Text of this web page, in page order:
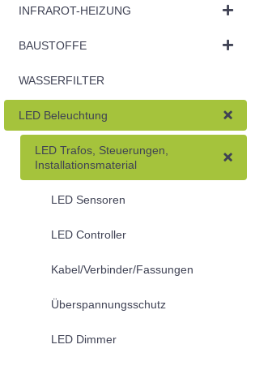
INFRAROT-HEIZUNG
BAUSTOFFE
WASSERFILTER
LED Beleuchtung
LED Trafos, Steuerungen,
Installationsmaterial
LED Sensoren
LED Controller
Kabel/Verbinder/Fassungen
Überspannungsschutz
LED Dimmer